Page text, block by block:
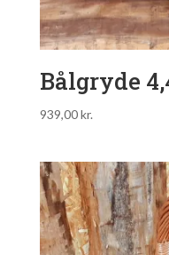
Bålgryde
939,00kr.